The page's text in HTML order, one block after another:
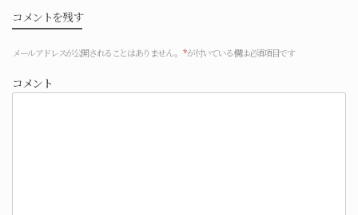
コメントを残す
メールアドレスが公開されることはありません。 *が付いている欄は必須項目です
コメント